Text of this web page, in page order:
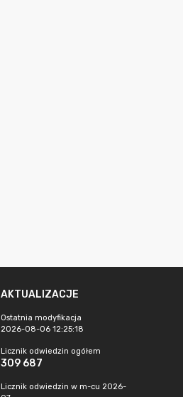
AKTUALIZACJE
Ostatnia modyfikacja
2026-08-06 12:25:18
Licznik odwiedzin ogółem
309 687
Licznik odwiedzin w m-cu 2026-